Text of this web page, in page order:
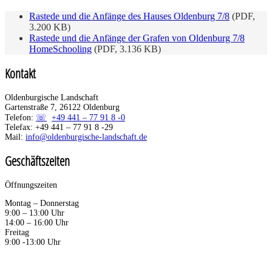
Rastede und die Anfänge des Hauses Oldenburg 7/8 (PDF,
3.200 KB)
Rastede und die Anfänge der Grafen von Oldenburg 7/8
HomeSchooling (PDF, 3.136 KB)
Kontakt
Oldenburgische Landschaft
Gartenstraße 7, 26122 Oldenburg
Telefon:
+49 441 – 77 91 8 -0
Telefax: +49 441 – 77 91 8 -29
Mail: info@oldenburgische-landschaft.de
Geschäftszeiten
Öffnungszeiten
Montag – Donnerstag
9:00 – 13:00 Uhr
14:00 – 16:00 Uhr
Freitag
9:00 -13:00 Uhr